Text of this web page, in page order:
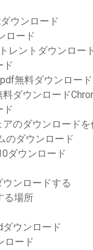
ウンロード
ロード
レントダウンロー
ド
無料ダウンロード
ダウンロード
ド
のダウンロード
のダウンロード
ダウンロード
ンロードする
る場所
ウンロード
ロード